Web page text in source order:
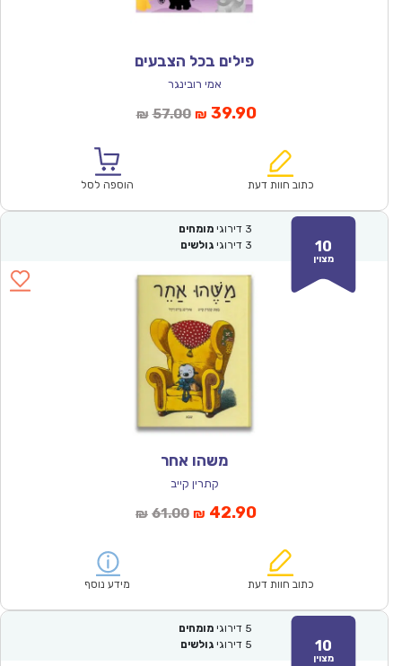
פילים בכל הצבעים
אמי רובינגר
₪ 57.00המחיר
₪57.00.
₪ 39.90המחיר
הוא:
כתוב חוות דעת הוספה לסל
10
מצוין
3 דירוגי מומחים
3 דירוגי גולשים
משהו אחר
קתרין קייב
₪ 61.00המחיר
₪61.00.
₪ 42.90המחיר
הוא:
כתוב חוות דעת מידע נוסף
10
מצוין
5 דירוגי מומחים
5 דירוגי גולשים